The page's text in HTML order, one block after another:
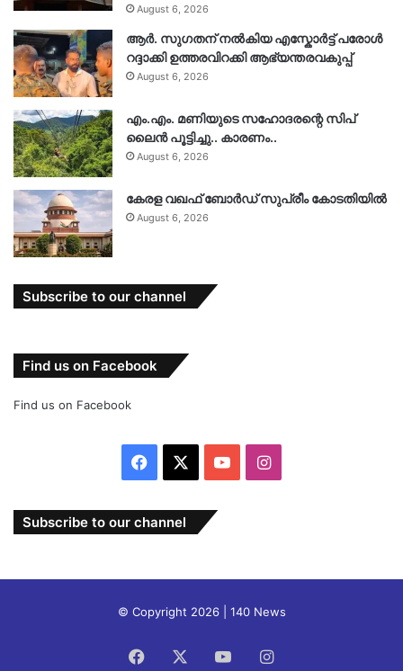
August 6, 2026
ആർ. സു​ഗതന് നൽകിയ എസ്കോർട്ട് പരോൾ
റദ്ദാക്കി ഉത്തരവിറക്കി ആഭ്യന്തരവകുപ്പ്
August 6, 2026
എം.എം. മണിയുടെ സഹോദരന്റെ സിപ്
ലൈൻ പൂട്ടിച്ചു.. കാരണം..
August 6, 2026
കേരള വഖഫ് ബോർഡ് സുപ്രീം കോടതിയിൽ
August 6, 2026
Subscribe to our channel
Find us on Facebook
Find us on Facebook
Facebook YouTubeInstagram
Subscribe to our channel
© Copyright 2026 | 140 News
Facebook YouTubeInstagram